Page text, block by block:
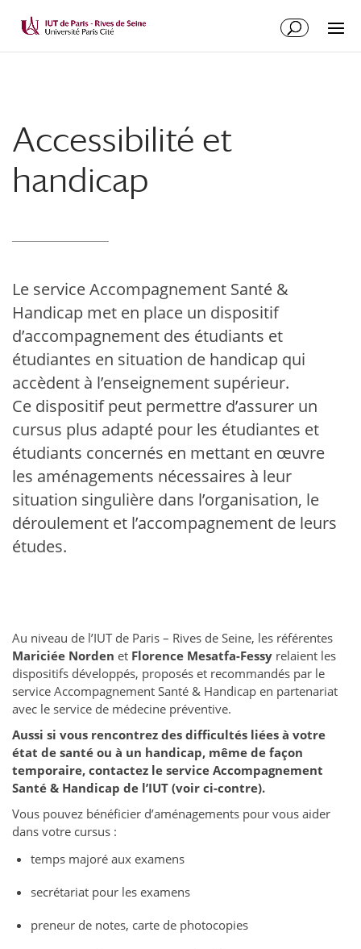
Accessibilité et
handicap
Le service Accompagnement Santé &
Handicap met en place un dispositif
d’accompagnement des étudiants et
étudiantes en situation de handicap qui
accèdent à l’enseignement supérieur.
Ce dispositif peut permettre d’assurer un
cursus plus adapté pour les étudiantes et
étudiants concernés en mettant en œuvre
les aménagements nécessaires à leur
situation singulière dans l’organisation, le
déroulement et l’accompagnement de leurs
études.
Au niveau de l’IUT de Paris – Rives de Seine, les référentes
Mariciée Norden et Florence Mesatfa-Fessy relaient les
dispositifs développés, proposés et recommandés par le
service Accompagnement Santé & Handicap en partenariat
avec le service de médecine préventive.
Aussi si vous rencontrez des difficultés liées à votre
état de santé ou à un handicap, même de façon
temporaire, contactez le service Accompagnement
Santé & Handicap de l’IUT (voir ci-contre).
Vous pouvez bénéficier d’aménagements pour vous aider
dans votre cursus :
temps majoré aux examens
secrétariat pour les examens
preneur de notes, carte de photocopies